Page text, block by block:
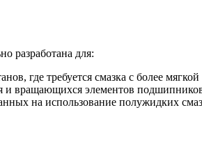
разработана для:
где требуется смазка с более
вращающихся элементов
на использование полужидких